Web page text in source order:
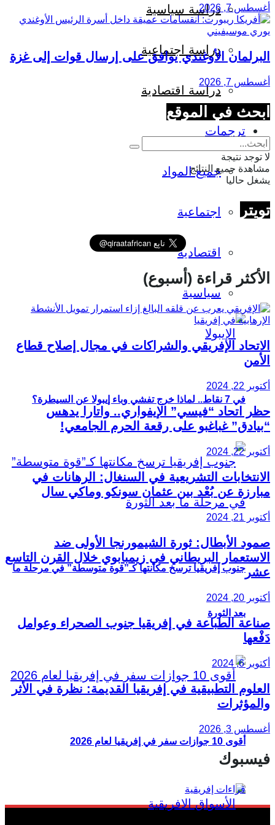
دراسة سياسية
دراسة اجتماعية
دراسة اقتصادية
ترجمات
جميع المواد
اجتماعية
اقتصادية
سياسية
في 7 نقاط.. لماذا خرج تفشي وباء إيبولا عن السيطرة؟
جنوب إفريقيا ترسخ مكانتها كـ”قوة متوسطة” في مرحلة ما
بعد الثورة
أقوى 10 جوازات سفر في إفريقيا لعام 2026
أغسطس 7, 2026
البرلمان الأوغندي يوافق على إرسال قوات إلى غزة
أغسطس 7, 2026
ابحث في الموقع
لا توجد نتيجة
مشاهدة جميع النتائج
يشغل حاليا
تويتر
الأكثر قراءة (أسبوع)
الاتحاد الإفريقي والشراكات في مجال إصلاح قطاع
الأمن
أكتوبر 22, 2024
حظر اتحاد “فيسي” الإيفواري.. واتارا يدهس
“بيادق” غباغبو على رقعة الحرم الجامعي!
أكتوبر 22, 2024
الانتخابات التشريعية في السنغال: الرهانات في
مبارزة عن بُعْد بين عثمان سونكو وماكي سال
أكتوبر 21, 2024
صمود الأبطال: ثورة الشيمورنجا الأولى ضد
الاستعمار البريطاني في زيمبابوي خلال القرن التاسع
عشر
أكتوبر 20, 2024
صناعة الطباعة في إفريقيا جنوب الصحراء وعوامل
دَفْعها
أكتوبر 6, 2024
العلوم التطبيقية في إفريقيا القديمة: نظرة في الأثر
والمؤثرات
أغسطس 3, 2026
فيسبوك